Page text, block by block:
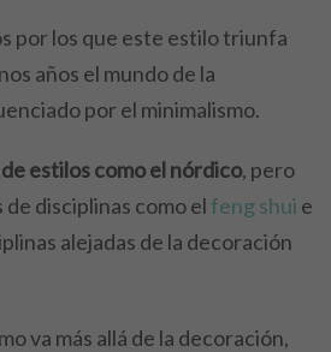
por los que este estilo triunfa
años el mundo de la
por el minimalismo.
estilos como el nórdico, pero
disciplinas como el feng shui e
alejadas de la decoración
va más allá de la decoración,